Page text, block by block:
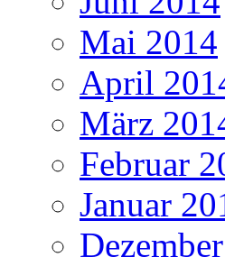
Mai 2014
April
März
Februar
Januar